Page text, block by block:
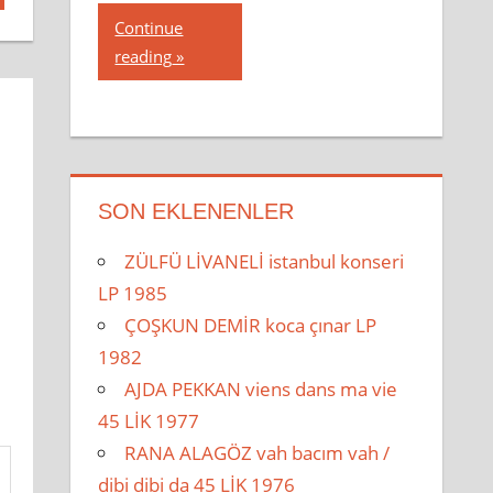
Continue
reading
SON EKLENENLER
ZÜLFÜ LİVANELİ istanbul konseri
LP 1985
ÇOŞKUN DEMİR koca çınar LP
1982
AJDA PEKKAN viens dans ma vie
45 LİK 1977
RANA ALAGÖZ vah bacım vah /
dibi dibi da 45 LİK 1976